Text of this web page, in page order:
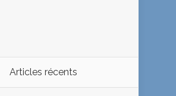
Articles récents